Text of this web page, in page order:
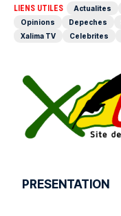
LIENS UTILES Actualites
Opinions
Depeches
Xalima TV
Celebrites
PRESENTATION